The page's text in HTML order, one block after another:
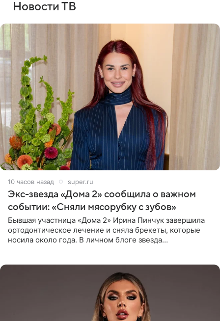
Новости ТВ
10 часов назад super.ru
Экс-звезда «Дома 2» сообщила о важном
событии: «Сняли мясорубку с зубов»
Бывшая участница «Дома 2» Ирина Пинчук завершила
ортодонтическое лечение и сняла брекеты, которые
носила около года. В личном блоге звезда